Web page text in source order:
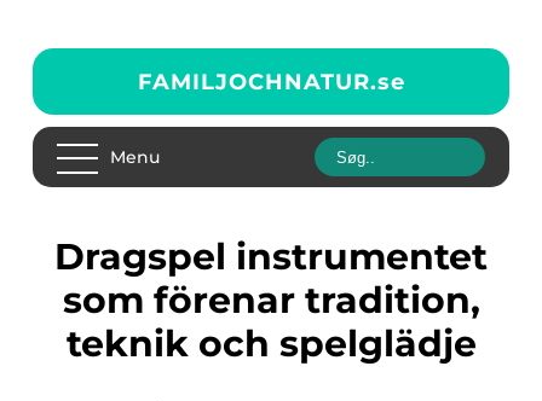
FAMILJOCHNATUR.se
Menu
Dragspel instrumentet
som förenar tradition,
teknik och spelglädje